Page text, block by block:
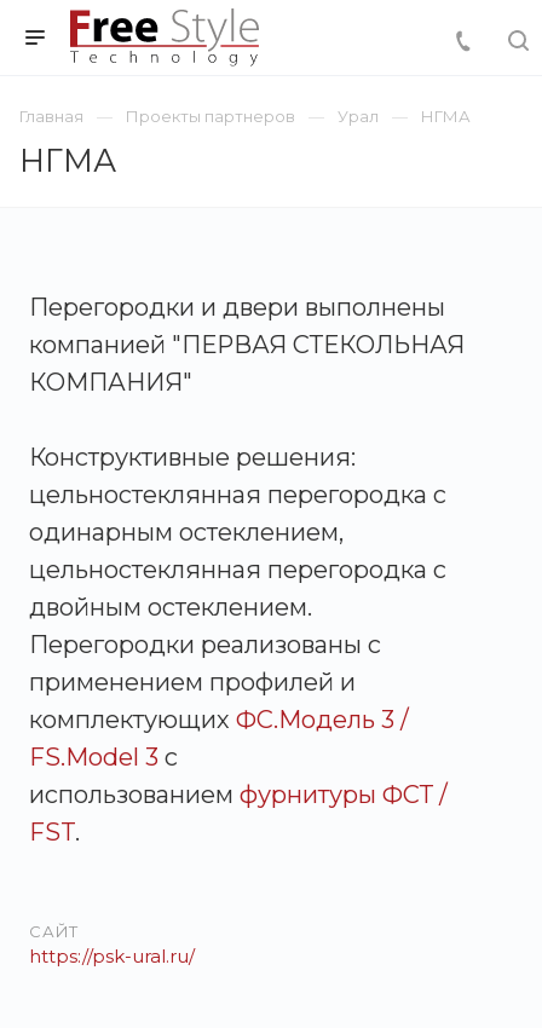
Главная Проекты партнеров Урал НГМА
НГМА
Перегородки и двери выполнены
компанией "ПЕРВАЯ СТЕКОЛЬНАЯ
КОМПАНИЯ"
Конструктивные решения:
цельностеклянная перегородка с
одинарным остеклением,
цельностеклянная перегородка с
двойным остеклением.
Перегородки реализованы с
применением профилей и
комплектующих ФС.Модель 3 /
FS.Model 3 с
использованием фурнитуры ФСТ /
FST.
САЙТ
https://psk-ural.ru/